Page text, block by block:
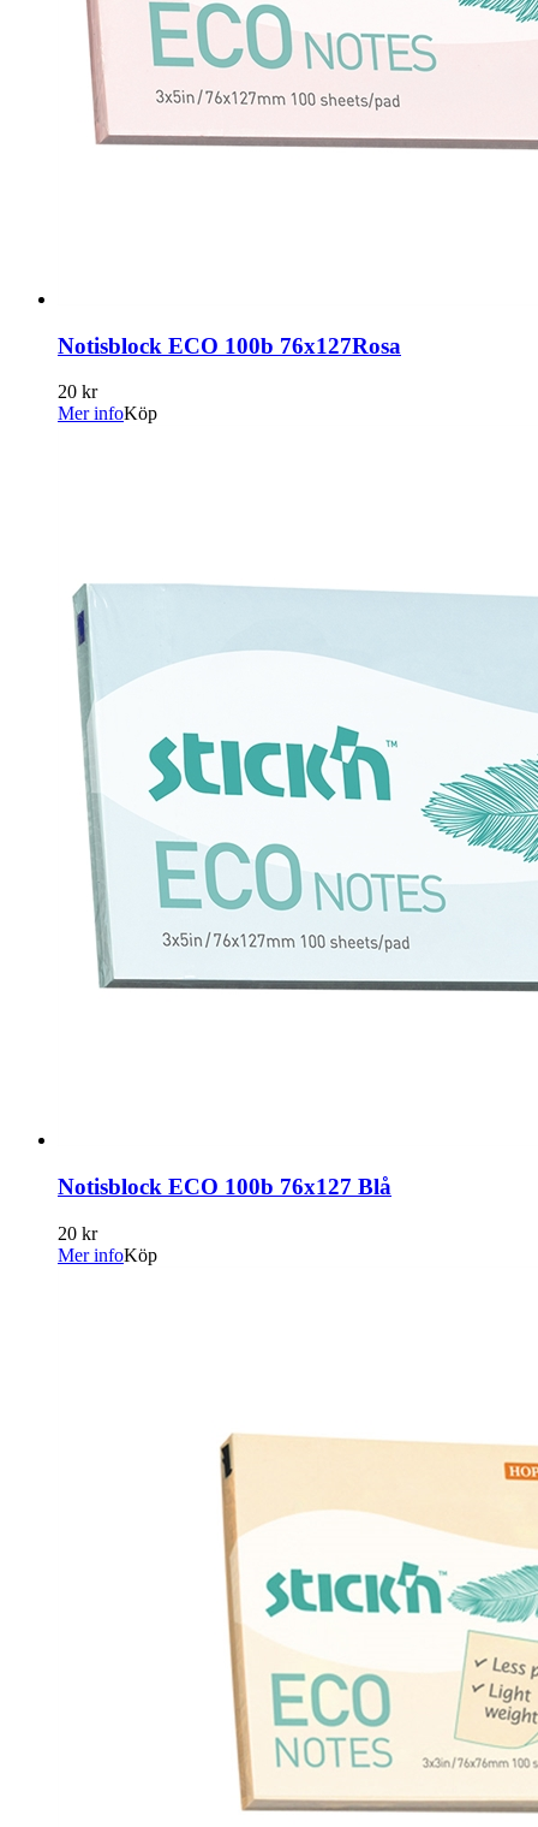
Notisblock ECO 100b 76x127Rosa
20 kr
Mer infoKöp
Notisblock ECO 100b 76x127 Blå
20 kr
Mer infoKöp